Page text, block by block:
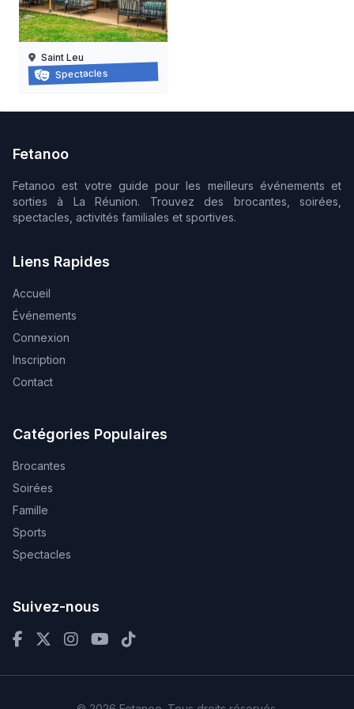
Cabaret d’impro
07/11/2026
Saint Leu
Spectacles
Fetanoo
Fetanoo est votre guide pour les meilleurs événements et
sorties à La Réunion. Trouvez des brocantes, soirées,
spectacles, activités familiales et sportives.
Liens Rapides
Accueil
Événements
Connexion
Inscription
Contact
Catégories Populaires
Brocantes
Soirées
Famille
Sports
Spectacles
Suivez-nous